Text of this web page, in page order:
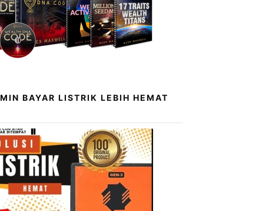
BAYAR LISTRIK LEBIH HEMAT